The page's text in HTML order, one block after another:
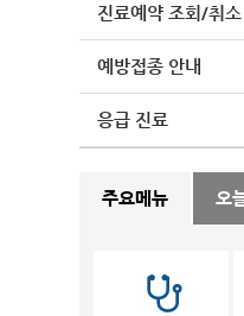
진료예약 조회/취소
예방접종 안내
응급 진료
주요메뉴 오